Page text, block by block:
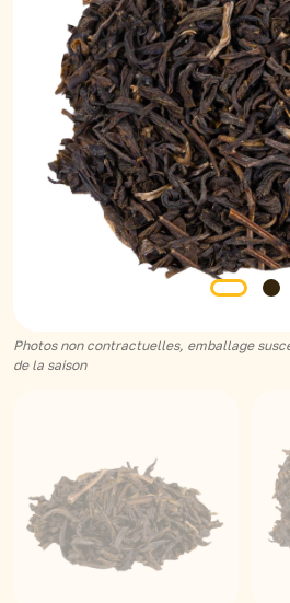
Photos non contractuelles, emballage
de la saison